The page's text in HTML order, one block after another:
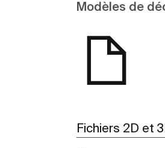
Modèles de
Fichiers 2D et